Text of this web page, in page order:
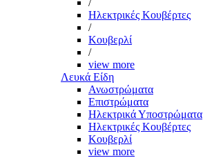
/
Ηλεκτρικές Κουβέρτες
/
Κουβερλί
/
view more
Λευκά Είδη
Ανωστρώματα
Επιστρώματα
Ηλεκτρικά Υποστρώματα
Ηλεκτρικές Κουβέρτες
Κουβερλί
view more